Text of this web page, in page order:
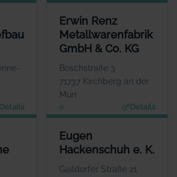
Details
UND TIEFBAU GMBH
ANSPRECHPARTNER
Herr Ulrich Gläser
WEBSITE
Erwin Renz
Metallwarenfabrik
GmbH & Co. KG
Boschstraße 3
71737 Kirchberg an der
Murr
Details
ERWIN RENZ
GMBH
Eugen
Hackenschuh e. K.
Gaildorfer Straße 21
EUGEN HACKENSCHUH E. K.
ANSPRECHPARTNER
Herr Alexander
Eckstein